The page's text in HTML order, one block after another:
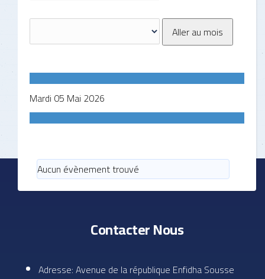
Aller au mois
Mardi 05 Mai 2026
Aucun évènement trouvé
Contacter Nous
Adresse: Avenue de la république Enfidha Sousse